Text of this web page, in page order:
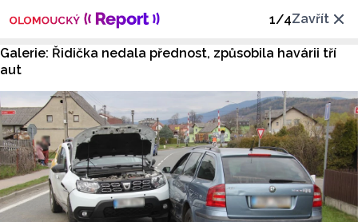
1/4Zavřít
Galerie: Řidička nedala přednost, způsobila havárii tří
aut